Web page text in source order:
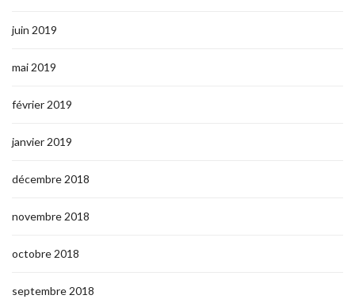
juin 2019
mai 2019
février 2019
janvier 2019
décembre 2018
novembre 2018
octobre 2018
septembre 2018